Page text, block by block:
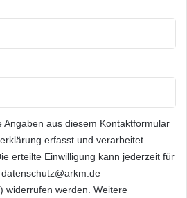
die auch bald Motorräder
Max Grundig die beiden
Adler zusammenführte
Büromaschinen
den Grundstein für den
mit dem
Das
Angaben aus diesem Kontaktformular
erfasst und verarbeitet
erteilte Einwilligung kann jederzeit für
widerrufen werden. Weitere